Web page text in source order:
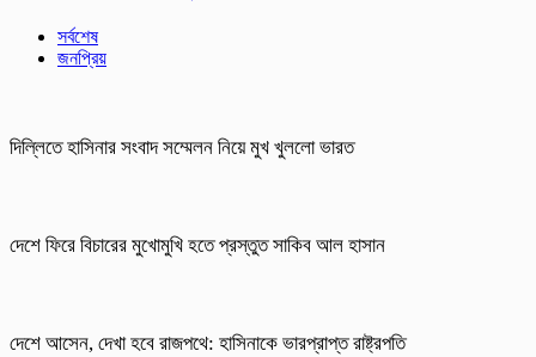
সর্বশেষ
জনপ্রিয়
দিল্লিতে হাসিনার সংবাদ সম্মেলন নিয়ে মুখ খুললো ভারত
দেশে ফিরে বিচারের মুখোমুখি হতে প্রস্তুত সাকিব আল হাসান
দেশে আসেন, দেখা হবে রাজপথে: হাসিনাকে ভারপ্রাপ্ত রাষ্ট্রপতি